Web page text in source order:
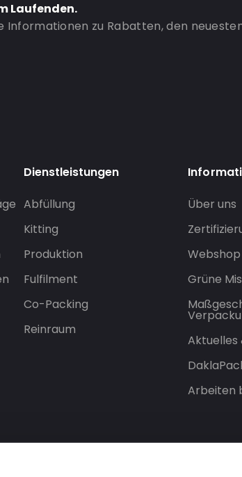
Laufenden.
zu Rabatten, den
Dienstleistungen
Abfüllung
Kitting
Produktion
Fulfilment
Co-Packing
Reinraum
Über uns
Webshop
Grüne
Aktuelles
Arbeiten